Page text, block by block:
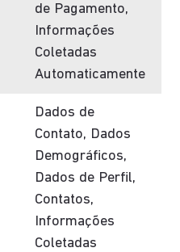
de Pagamento,
Informações
Coletadas
Automaticamente
Dados de
Contato, Dados
Demográficos,
Dados de Perfil,
Contatos,
Informações
Coletadas